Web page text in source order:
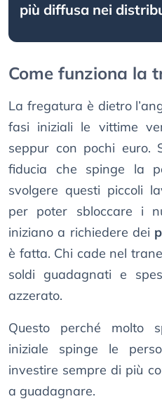
più diffusa nei
Come funziona la
La fregatura è dietro
fasi iniziali le vittime
seppur con pochi euro.
fiducia che spinge la
svolgere questi piccoli
per poter sbloccare i
iniziano a richiedere dei
è fatta. Chi cade nel
soldi guadagnati e
azzerato.
Questo perché molto
iniziale spinge le
investire sempre di più
a guadagnare.